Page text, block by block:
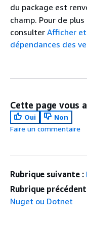
du package est
champ. Pour de
consulter Afficher
dépendances des
Cette page vous
Oui
Non
Faire un commentaire
Rubrique suivante :
Rubrique
Nuget ou Dotnet